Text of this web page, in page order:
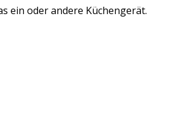
ein oder andere Küchengerät.